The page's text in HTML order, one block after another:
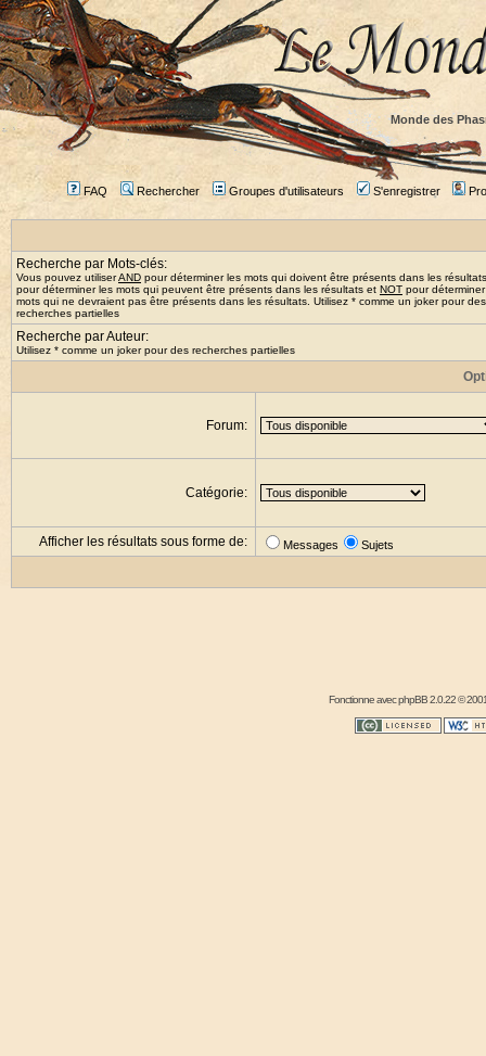
Monde des
FAQ Rechercher Groupes d'utilisateurs S'enregistrer
Recherche par Mots-clés:
Vous pouvez utiliserAND pour déterminer les mots qui doivent être présents dans les
pour déterminer les mots qui peuvent être présents dans les résultats et NOT pour
mots qui ne devraient pas être présents dans les résultats. Utilisez * comme un joker pour des
recherches partielles
Recherche par Auteur:
Utilisez * comme un joker pour des recherches partielles
Forum:
Catégorie:
Afficher les résultats sous forme de: Messages Sujets
Fonctionne avecphpBB2.0.22 ©